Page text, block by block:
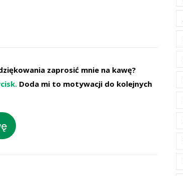
zaprosić mnie na kawę?
Doda mi to motywacji do kolejnych